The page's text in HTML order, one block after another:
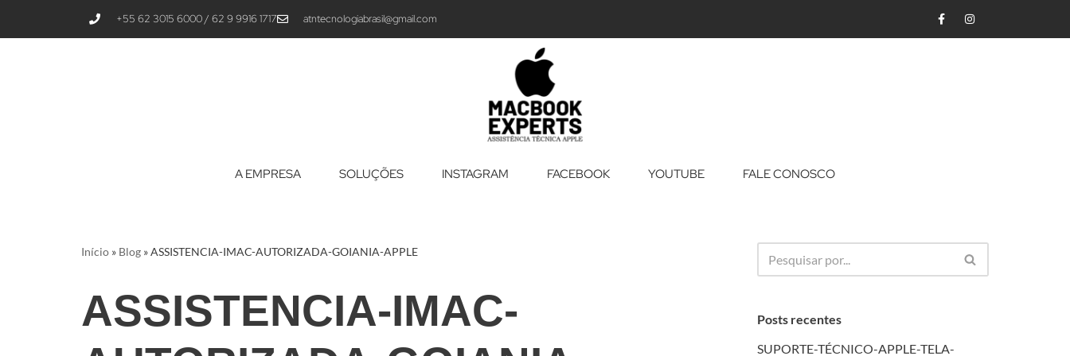
+55 62 3015 6000 / 62 9 9916 1717 atntecnologiabrasil@gmail.com
A EMPRESA SOLUÇÕES INSTAGRAM FACEBOOK YOUTUBE FALE CONOSCO
Início » Blog »ASSISTENCIA-IMAC-AUTORIZADA-GOIANIA-APPLE
ASSISTENCIA-IMAC-
Posts recentes
SUPORTE-TÉCNICO-APPLE-TELA-